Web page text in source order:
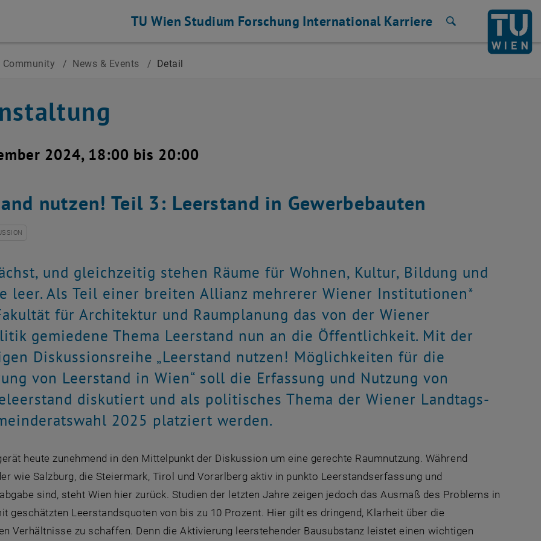
TU Wien Studium Forschung International Karriere
Community / News & Events / Detail
2024, 18:00 bis 20:00
nutzen! Teil 3: Leerstand in Gewerbebauten
und gleichzeitig stehen Räume für Wohnen, Kultur, Bildung und
leer. Als Teil einer breiten Allianz mehrerer Wiener Institutionen*
für Architektur und Raumplanung das von der Wiener
gemiedene Thema Leerstand nun an die Öffentlichkeit. Mit der
Diskussionsreihe „Leerstand nutzen! Möglichkeiten für die
von Leerstand in Wien“ soll die Erfassung und Nutzung von
diskutiert und als politisches Thema der Wiener Landtags-
2025 platziert werden.
heute zunehmend in den Mittelpunkt der Diskussion um eine gerechte Raumnutzung. Während
wie Salzburg, die Steiermark, Tirol und Vorarlberg aktiv in punkto Leerstandserfassung und
sind, steht Wien hier zurück. Studien der letzten Jahre zeigen jedoch das Ausmaß des Problems in
geschätzten Leerstandsquoten von bis zu 10 Prozent. Hier gilt es dringend, Klarheit über die
Verhältnisse zu schaffen. Denn die Aktivierung leerstehender Bausubstanz leistet einen wichtigen